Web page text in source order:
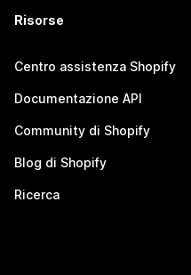
Risorse
Centro assistenza Shopify
Documentazione API
Community di Shopify
Blog di Shopify
Ricerca